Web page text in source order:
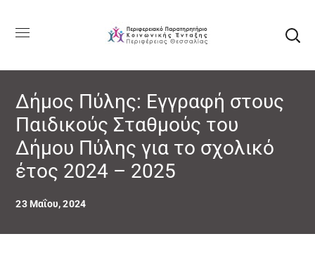
Δήμος Πύλης: Εγγραφή στους
Παιδικούς Σταθμούς του
Δήμου Πύλης για το σχολικό
έτος 2024 – 2025
23 Μαΐου, 2024